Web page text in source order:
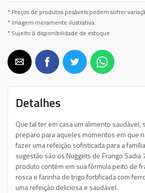
* Preços de produtos pesáveis podem sofrer
* Imagem meramente ilustrativa.
* Sujeito à disponibilidade de estoque.
Detalhes
Que tal ter em casa um alimento saudável,
preparo para aqueles momentos em que
fazer uma refeição sofisticada para a
sugestão são os Nuggets de Frango Sadia
produto contém em sua fórmula peito de
rosca e farinha de trigo fortificada com
uma refeição deliciosa e saudável.